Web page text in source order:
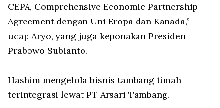
CEPA, Comprehensive Economic Partnership
Agreement dengan Uni Eropa dan Kanada,”
ucap Aryo, yang juga keponakan Presiden
Prabowo Subianto.
Hashim mengelola bisnis tambang timah
terintegrasi lewat PT Arsari Tambang.